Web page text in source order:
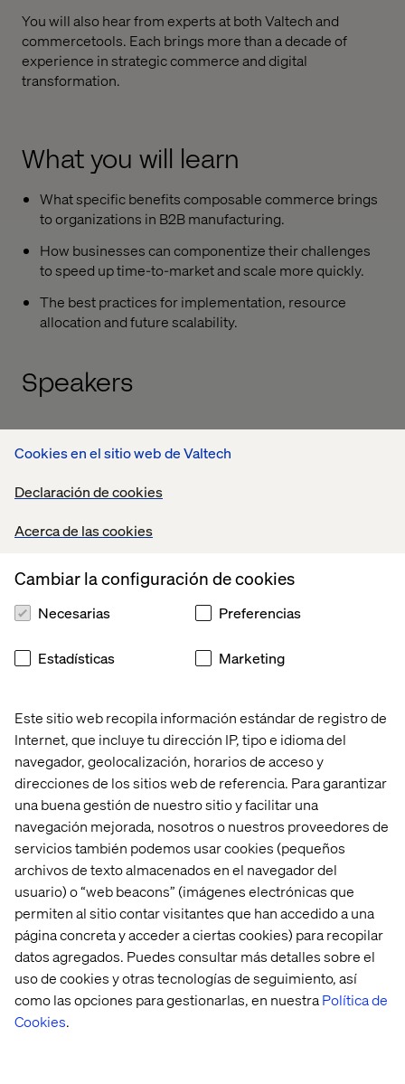
Cookies en el sitio web de Valtech
Declaración de cookies
Acerca de las cookies
Este sitio web recopila información estándar de registro de
Internet, que incluye tu dirección IP, tipo e idioma del
navegador, geolocalización, horarios de acceso y
direcciones de los sitios web de referencia. Para garantizar
una buena gestión de nuestro sitio y facilitar una
navegación mejorada, nosotros o nuestros proveedores de
servicios también podemos usar cookies (pequeños
archivos de texto almacenados en el navegador del
usuario) o “web beacons” (imágenes electrónicas que
permiten al sitio contar visitantes que han accedido a una
página concreta y acceder a ciertas cookies) para recopilar
datos agregados. Puedes consultar más detalles sobre el
uso de cookies y otras tecnologías de seguimiento, así
como las opciones para gestionarlas, en nuestraPolítica de
Cookies.
Cambiar la configuración de cookies
Necesarias Preferencias
Estadísticas Marketing
You will also hear from experts at both Valtech and
commercetools. Each brings more than a decade of
experience in strategic commerce and digital
transformation.
What you will learn
What specific benefits composable commerce brings
to organizations in B2B manufacturing.
How businesses can componentize their challenges
to speed up time-to-market and scale more quickly.
The best practices for implementation, resource
allocation and future scalability.
Speakers
Director, eCommerce and Customer Interaction,
Ingersoll Rand
Anastasia Drougka
Composable Commerce Lead, commercetools
Dennis Houtzager
Customer portal expert, Valtech B2B